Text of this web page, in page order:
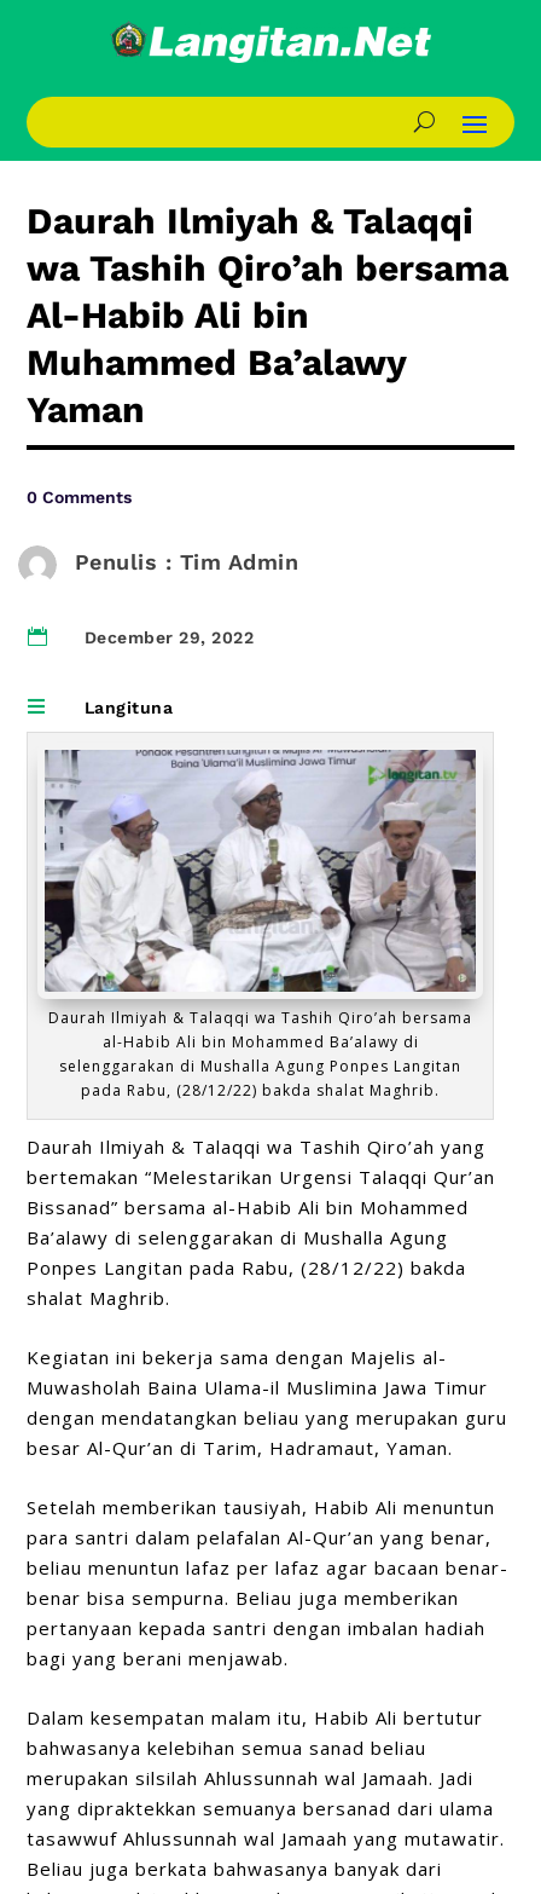
Daurah Ilmiyah & Talaqqi
wa Tashih Qiro’ah bersama
Al-Habib Ali bin
Muhammed Ba’alawy
Yaman
0 Comments
Penulis : Tim Admin
 December 29, 2022
 Langituna
Daurah Ilmiyah & Talaqqi wa Tashih Qiro’ah bersama
al-Habib Ali bin Mohammed Ba’alawy di
selenggarakan di Mushalla Agung Ponpes Langitan
pada Rabu, (28/12/22) bakda shalat Maghrib.
Daurah Ilmiyah & Talaqqi wa Tashih Qiro’ah yang
bertemakan “Melestarikan Urgensi Talaqqi Qur’an
Bissanad” bersama al-Habib Ali bin Mohammed
Ba’alawy di selenggarakan di Mushalla Agung
Ponpes Langitan pada Rabu, (28/12/22) bakda
shalat Maghrib.
Kegiatan ini bekerja sama dengan Majelis al-
Muwasholah Baina Ulama-il Muslimina Jawa Timur
dengan mendatangkan beliau yang merupakan guru
besar Al-Qur’an di Tarim, Hadramaut, Yaman.
Setelah memberikan tausiyah, Habib Ali menuntun
para santri dalam pelafalan Al-Qur’an yang benar,
beliau menuntun lafaz per lafaz agar bacaan benar-
benar bisa sempurna. Beliau juga memberikan
pertanyaan kepada santri dengan imbalan hadiah
bagi yang berani menjawab.
Dalam kesempatan malam itu, Habib Ali bertutur
bahwasanya kelebihan semua sanad beliau
merupakan silsilah Ahlussunnah wal Jamaah. Jadi
yang dipraktekkan semuanya bersanad dari ulama
tasawwuf Ahlussunnah wal Jamaah yang mutawatir.
Beliau juga berkata bahwasanya banyak dari